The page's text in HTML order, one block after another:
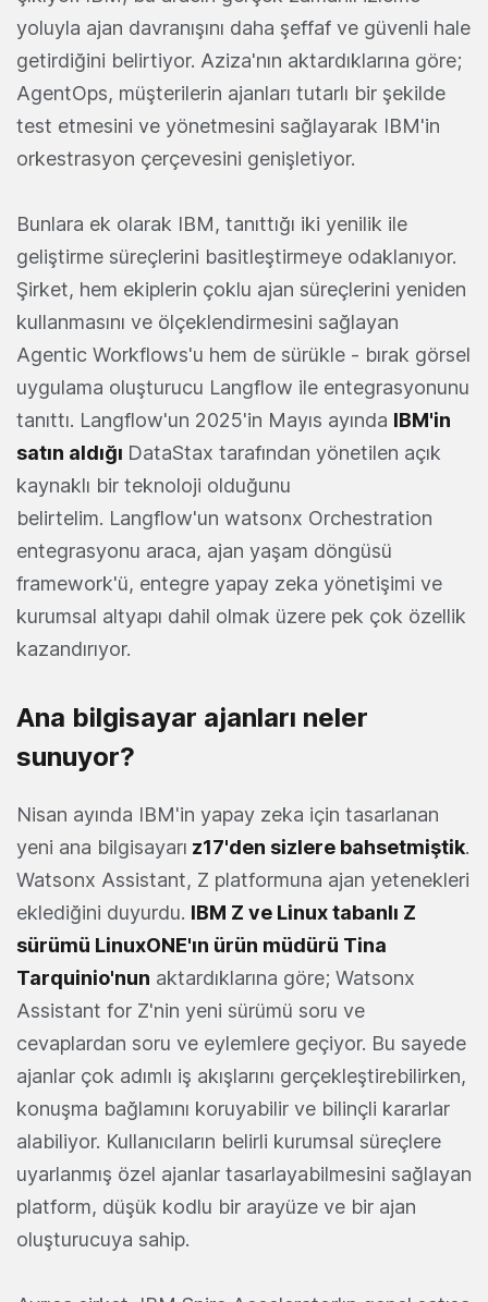
yoluyla ajan davranışını daha şeffaf ve güvenli hale
getirdiğini belirtiyor. Aziza'nın aktardıklarına göre;
AgentOps, müşterilerin ajanları tutarlı bir şekilde
test etmesini ve yönetmesini sağlayarak IBM'in
orkestrasyon çerçevesini genişletiyor.
Bunlara ek olarak IBM, tanıttığı iki yenilik ile
geliştirme süreçlerini basitleştirmeye odaklanıyor.
Şirket, hem ekiplerin çoklu ajan süreçlerini yeniden
kullanmasını ve ölçeklendirmesini sağlayan
Agentic Workflows'u hem de sürükle - bırak görsel
uygulama oluşturucu Langflow ile entegrasyonunu
tanıttı. Langflow'un 2025'in Mayıs ayında IBM'in
satın aldığı DataStax tarafından yönetilen açık
kaynaklı bir teknoloji olduğunu
belirtelim. Langflow'un watsonx Orchestration
entegrasyonu araca, ajan yaşam döngüsü
framework'ü, entegre yapay zeka yönetişimi ve
kurumsal altyapı dahil olmak üzere pek çok özellik
kazandırıyor.
Ana bilgisayar ajanları neler
sunuyor?
Nisan ayında IBM'in yapay zeka için tasarlanan
yeni ana bilgisayarı z17'den sizlere bahsetmiştik.
Watsonx Assistant, Z platformuna ajan yetenekleri
eklediğini duyurdu. IBM Z ve Linux tabanlı Z
sürümü LinuxONE'ın ürün müdürü Tina
Tarquinio'nun aktardıklarına göre; Watsonx
Assistant for Z'nin yeni sürümü soru ve
cevaplardan soru ve eylemlere geçiyor. Bu sayede
ajanlar çok adımlı iş akışlarını gerçekleştirebilirken,
konuşma bağlamını koruyabilir ve bilinçli kararlar
alabiliyor. Kullanıcıların belirli kurumsal süreçlere
uyarlanmış özel ajanlar tasarlayabilmesini sağlayan
platform, düşük kodlu bir arayüze ve bir ajan
oluşturucuya sahip.